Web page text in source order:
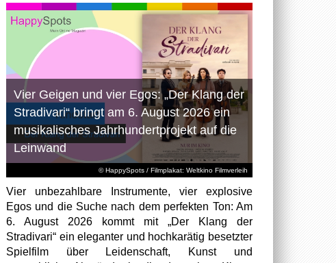
© HappySpots / Filmplakat: Weltkino Filmverleih
Vier Geigen und vier Egos: „Der Klang der
Stradivari“ bringt am 6. August 2026 ein
musikalisches Jahrhundertprojekt auf die
Leinwand
Vier unbezahlbare Instrumente, vier explosive
Egos und die Suche nach dem perfekten Ton: Am
6. August 2026 kommt mit „Der Klang der
Stradivari“ ein eleganter und hochkarätig besetzter
Spielfilm über Leidenschaft, Kunst und